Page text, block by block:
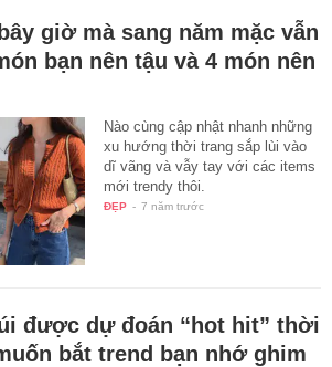
giờ mà sang năm mặc vẫn
bạn nên tậu và 4 món nên
Nào cùng cập nhật nhanh những
xu hướng thời trang sắp lùi vào
dĩ vãng và vẫy tay với các items
mới trendy thôi.
ĐẸP - 7 năm trước
được dự đoán “hot hit” thời
bắt trend bạn nhớ ghim